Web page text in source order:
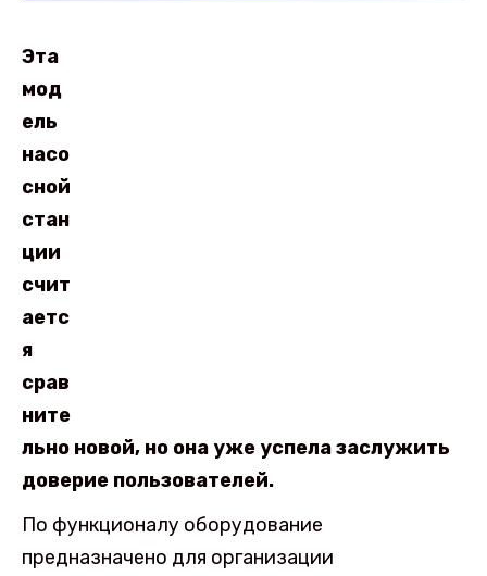
Эта
мод
ель
насо
сной
стан
ции
счит
аетс
я
срав
ните
льно новой, но она уже успела заслужить
доверие пользователей.
По функционалу оборудование
предназначено для организации